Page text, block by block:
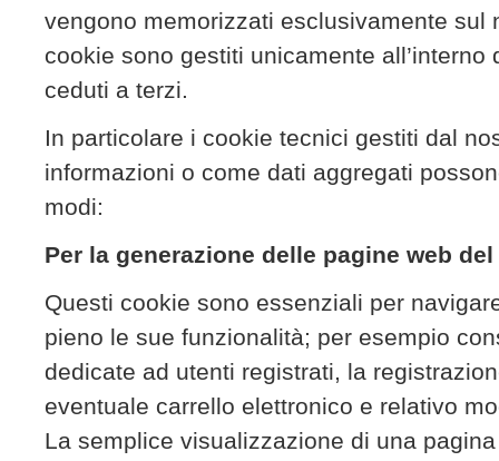
vengono memorizzati esclusivamente sul
cookie sono gestiti unicamente
ceduti a terzi.
In particolare i cookie tecnici gestiti dal
informazioni o come dati aggregati
modi:
Per la generazione delle pagine web
Questi cookie sono essenziali per
pieno le sue funzionalità; per esempio
dedicate ad utenti registrati, la
eventuale carrello elettronico e relativo
La semplice visualizzazione di una